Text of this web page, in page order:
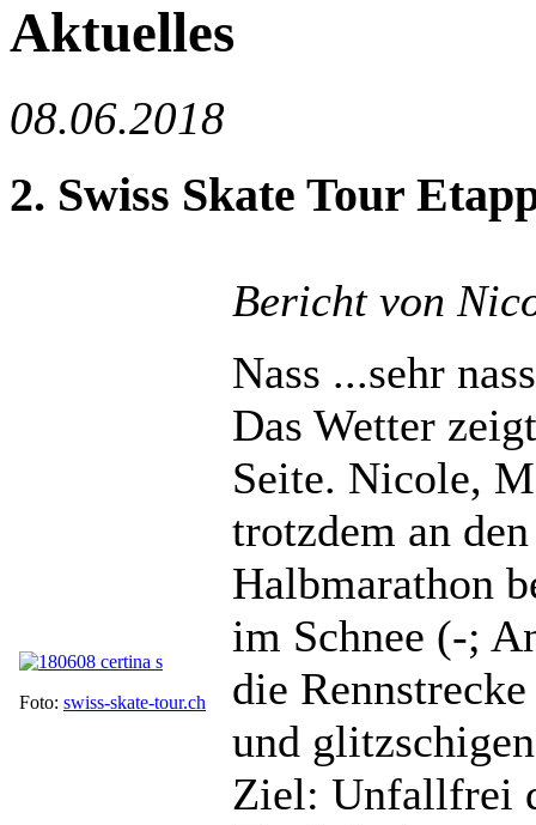
Aktuelles
08.06.2018
2. Swiss Skate Tour
Foto: swiss-skate-tour.ch
Bericht von
Nass ...sehr
Das Wetter
Seite. Nicole,
trotzdem an
Halbmarathon
im Schnee (-;
die
und
Ziel: Unfallfrei